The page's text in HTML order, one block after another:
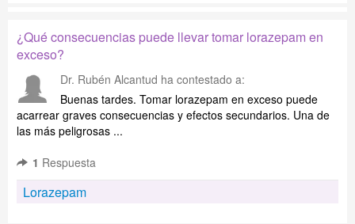
¿Qué consecuencias puede llevar tomar lorazepam en
exceso?
Dr. Rubén Alcantud ha contestado a:
Buenas tardes. Tomar lorazepam en exceso puede
acarrear graves consecuencias y efectos secundarios. Una de
las más peligrosas ...
1 Respuesta
Lorazepam